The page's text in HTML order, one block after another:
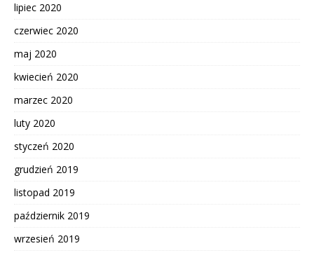
lipiec 2020
czerwiec 2020
maj 2020
kwiecień 2020
marzec 2020
luty 2020
styczeń 2020
grudzień 2019
listopad 2019
październik 2019
wrzesień 2019